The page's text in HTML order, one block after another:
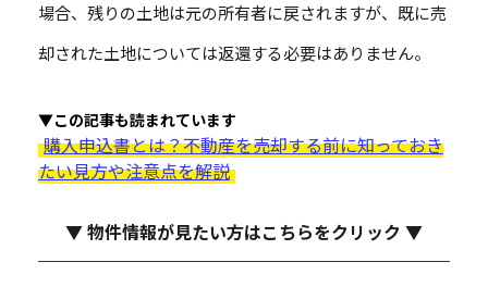
場合、残りの土地は元の所有者に戻されますが、既に売
却された土地については返還する必要はありません。
▼この記事も読まれています
購入申込書とは？不動産を売却する前に知っておき
たい見方や注意点を解説
▼ 物件情報が見たい方はこちらをクリック ▼